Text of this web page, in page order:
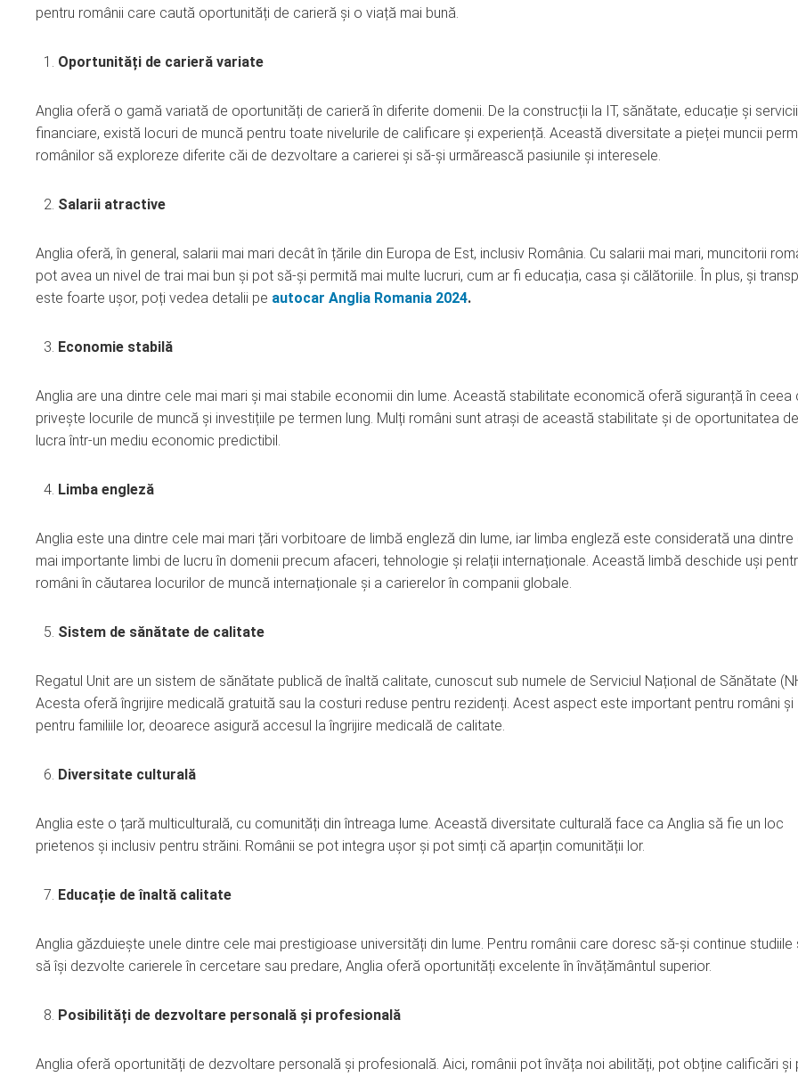
pentru românii care caută oportunități de carieră și o viață mai bună.
Oportunități de carieră variate
Anglia oferă o gamă variată de oportunități de carieră în diferite domenii. De la construcții la IT, sănătate, educație și servicii
financiare, există locuri de muncă pentru toate nivelurile de calificare și experiență. Această diversitate a pieței muncii
românilor să exploreze diferite căi de dezvoltare a carierei și să-și urmărească pasiunile și interesele.
Salarii atractive
Anglia oferă, în general, salarii mai mari decât în țările din Europa de Est, inclusiv România. Cu salarii mai mari, muncitorii
pot avea un nivel de trai mai bun și pot să-și permită mai multe lucruri, cum ar fi educația, casa și călătoriile. În plus, și
este foarte ușor, poți vedea detalii pe autocar Anglia Romania 2024.
Economie stabilă
Anglia are una dintre cele mai mari și mai stabile economii din lume. Această stabilitate economică oferă siguranță în ceea
privește locurile de muncă și investițiile pe termen lung. Mulți români sunt atrași de această stabilitate și de oportunitatea
lucra într-un mediu economic predictibil.
Limba engleză
Anglia este una dintre cele mai mari țări vorbitoare de limbă engleză din lume, iar limba engleză este considerată una dintre
mai importante limbi de lucru în domenii precum afaceri, tehnologie și relații internaționale. Această limbă deschide uși
români în căutarea locurilor de muncă internaționale și a carierelor în companii globale.
Sistem de sănătate de calitate
Regatul Unit are un sistem de sănătate publică de înaltă calitate, cunoscut sub numele de Serviciul Național de Sănătate
Acesta oferă îngrijire medicală gratuită sau la costuri reduse pentru rezidenți. Acest aspect este important pentru români și
pentru familiile lor, deoarece asigură accesul la îngrijire medicală de calitate.
Diversitate culturală
Anglia este o țară multiculturală, cu comunități din întreaga lume. Această diversitate culturală face ca Anglia să fie un loc
prietenos și inclusiv pentru străini. Românii se pot integra ușor și pot simți că aparțin comunității lor.
Educație de înaltă calitate
Anglia găzduiește unele dintre cele mai prestigioase universități din lume. Pentru românii care doresc să-și continue studiile
să își dezvolte carierele în cercetare sau predare, Anglia oferă oportunități excelente în învățământul superior.
Posibilități de dezvoltare personală și profesională
Anglia oferă oportunități de dezvoltare personală și profesională. Aici, românii pot învăța noi abilități, pot obține calificări și